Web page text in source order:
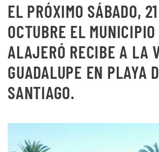
EL PRÓXIMO SÁBADO,
OCTUBRE EL MUNICIPIO
ALAJERÓ RECIBE A LA
GUADALUPE EN PLAYA
SANTIAGO.